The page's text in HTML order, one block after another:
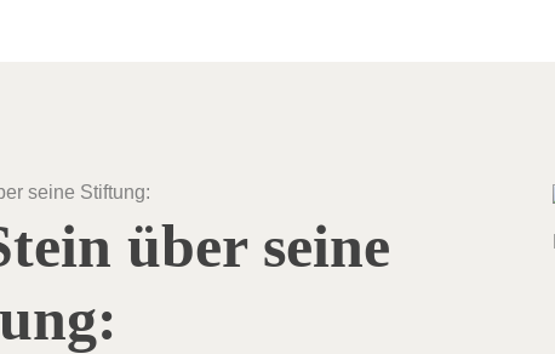
über seine